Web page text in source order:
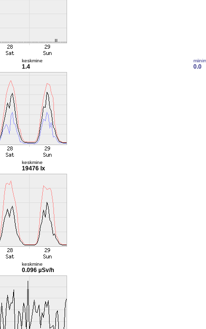
keskmine
1.4 0.0
keskmine
19476 lx
keskmine
0.096 µSv/h